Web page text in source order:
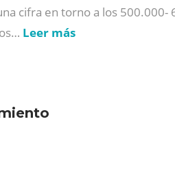
cifra en torno a los 500.000-
Leer más